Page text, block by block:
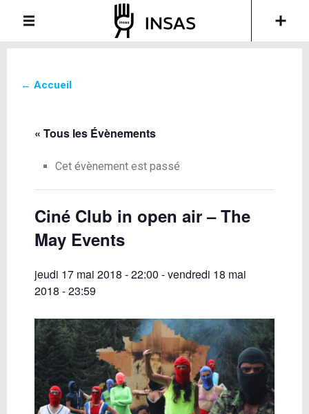
← Accueil
« Tous les Évènements
Cet évènement est passé
Ciné Club in open air – The
May Events
jeudi 17 mai 2018 - 22:00 -vendredi 18 mai
2018 - 23:59